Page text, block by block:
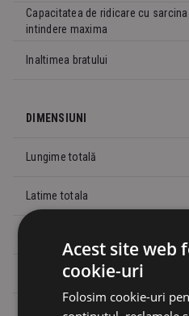
Capacitatea de ridicare cu
intindere maxima
Inaltimea bratului
DIMENSIUNI
Lungime totală
Latime totala
Inaltimea maxima cu girofar
Ampatament
Acest site web
cookie-uri
Folosim cookie-uri